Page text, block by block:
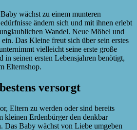
wächst zu einem munteren
ändern sich und mit ihnen erlebt
Wandel. Neue Möbel und
Das Kleine freut sich über sein erstes
vielleicht seine erste große
seinen ersten Lebensjahren benötigt,
Elternshop.
versorgt
Eltern zu werden oder sind bereits
kleinen Erdenbürger den denkbar
Das Baby wächst von Liebe umgeben